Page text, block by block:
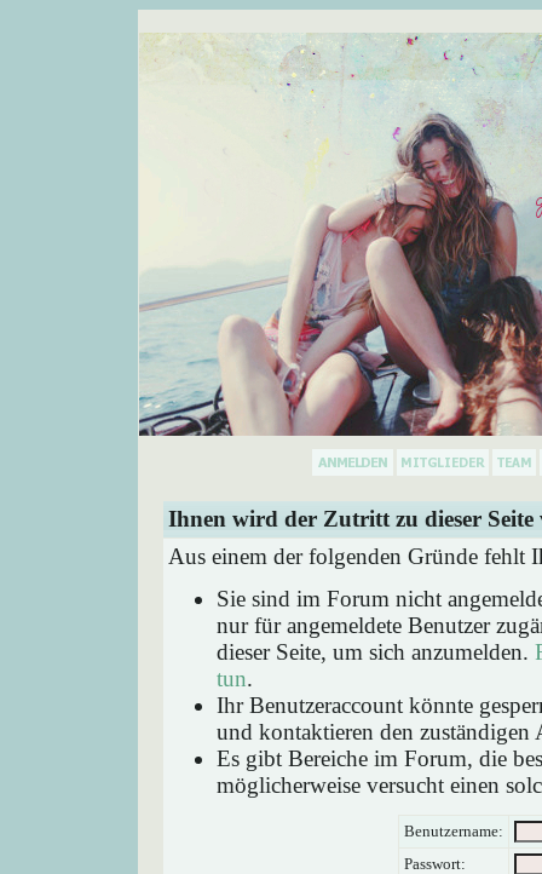
Ihnen wird der Zutritt zu dieser Seite
Aus einem der folgenden Gründe fehlt
Sie sind im Forum nicht
nur für angemeldete Benutzer
dieser Seite, um sich anzumelden.
tun.
Ihr Benutzeraccount könnte
und kontaktieren den zuständigen
Es gibt Bereiche im Forum, die
möglicherweise versucht einen
Benutzername:
Passwort: